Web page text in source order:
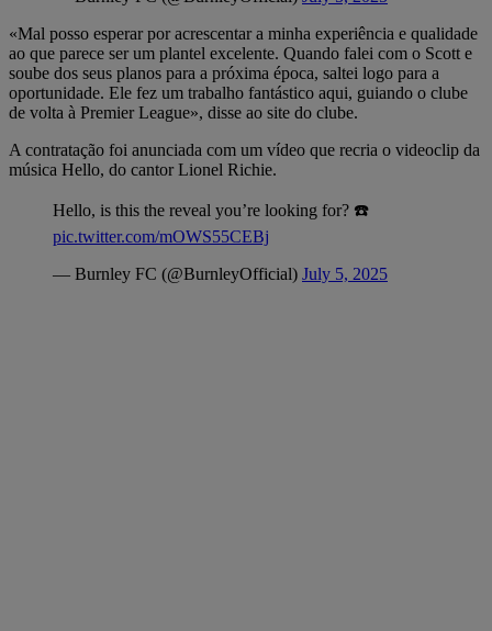
«Mal posso esperar por acrescentar a minha experiência e qualidade
ao que parece ser um plantel excelente. Quando falei com o Scott e
soube dos seus planos para a próxima época, saltei logo para a
oportunidade. Ele fez um trabalho fantástico aqui, guiando o clube
de volta à Premier League», disse ao site do clube.
A contratação foi anunciada com um vídeo que recria o videoclip da
música Hello, do cantor Lionel Richie.
Hello, is this the reveal you’re looking for? ☎️
pic.twitter.com/mOWS55CEBj
— Burnley FC (@BurnleyOfficial) July 5, 2025